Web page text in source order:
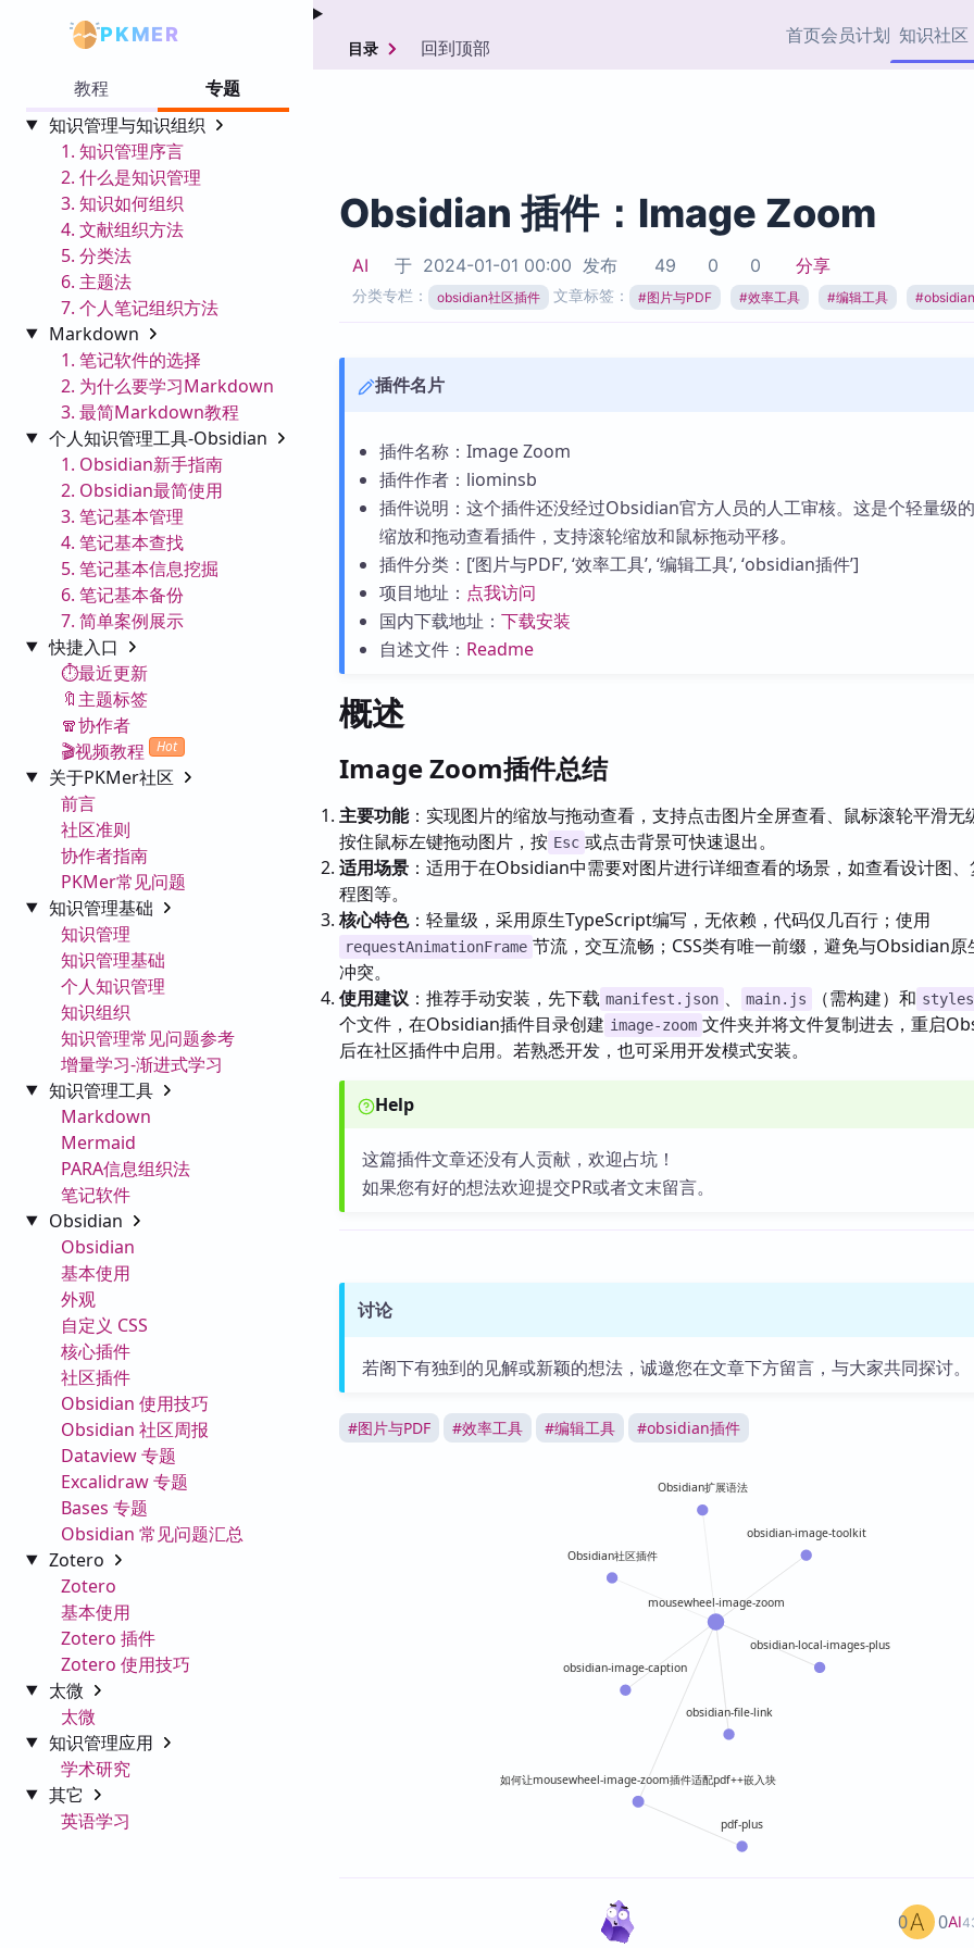
PKMER 首页会员计划 知识社区
协作者
热门链接 Top5
加速访问 Obsidian 官方
市场
插件
教程
专题
知识管理与知识组织
1. 知识管理序言
2. 什么是知识管理
3. 知识如何组织
4. 文献组织方法
5. 分类法
6. 主题法
7. 个人笔记组织方法
Markdown
1. 笔记软件的选择
2. 为什么要学习Markdown
3. 最简Markdown教程
个人知识管理工具-Obsidian
1. Obsidian新手指南
2. Obsidian最简使用
3. 笔记基本管理
4. 笔记基本查找
5. 笔记基本信息挖掘
6. 笔记基本备份
7. 简单案例展示
快捷入口
⏱️最近更新
🔖主题标签
🧣协作者
🎬视频教程
Hot
关于PKMer社区
前言
社区准则
协作者指南
PKMer常见问题
知识管理基础
知识管理
知识管理基础
个人知识管理
知识组织
知识管理常见问题参考
增量学习-渐进式学习
知识管理工具
Markdown
Mermaid
PARA信息组织法
笔记软件
Obsidian
Obsidian
基本使用
外观
自定义 CSS
核心插件
社区插件
Obsidian 使用技巧
Obsidian 社区周报
Dataview 专题
Excalidraw 专题
Bases 专题
Obsidian 常见问题汇总
Zotero
Zotero
基本使用
Zotero 插件
Zotero 使用技巧
太微
太微
知识管理应用
学术研究
其它
英语学习
目录 回到顶部
Obsidian 插件：Image Zoom
AI 于 2024-01-01 00:00 发布 49 0 0 分享
分类专栏： obsidian社区插件 文章标签： #图片与PDF #效率工具 #编辑工具 #
插件名片
插件名称：Image Zoom
插件作者：liominsb
插件说明：这个插件还没经过Obsidian官方人员的人工审核。这是个轻量级
缩放和拖动查看插件，支持滚轮缩放和鼠标拖动平移。
插件分类：[‘图片与PDF’, ‘效率工具’, ‘编辑工具’, ‘obsidian插件’]
项目地址： 点我访问
国内下载地址： 下载安装
自述文件： Readme
概述
Image Zoom插件总结
主要功能：实现图片的缩放与拖动查看，支持点击图片全屏查看、鼠标滚轮平滑无
按住鼠标左键拖动图片，按 Esc 或点击背景可快速退出。
适用场景 ：适用于在Obsidian中需要对图片进行详细查看的场景，如查看设计图
程图等。
核心特色：轻量级，采用原生TypeScript编写，无依赖，代码仅几百行；使用
requestAnimationFrame 节流，交互流畅；CSS类有唯一前缀，避免与Obsidian原
冲突。
使用建议 ：推荐手动安装，先下载 manifest.json 、 main.js （需构建）和
个文件，在Obsidian插件目录创建 image-zoom 文件夹并将文件复制进去，重启
后在社区插件中启用。若熟悉开发，也可采用开发模式安装。
Help
这篇插件文章还没有人贡献，欢迎占坑！
如果您有好的想法欢迎提交PR或者文末留言。
讨论
若阁下有独到的见解或新颖的想法，诚邀您在文章下方留言，与大家共同探讨。
#图片与PDF #效率工具 #编辑工具 #obsidian插件
Obsidian扩展语法
如何让mousewheel-image-zoom插件适配pdf++嵌入块
mousewheel-image-zoom
obsidian-file-link
obsidian-image-caption
obsidian-image-toolkit
obsidian-local-images-plus
Obsidian社区插件
pdf-plus
AI
0 0